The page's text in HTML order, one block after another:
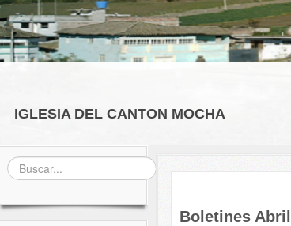
IGLESIA DEL CANTON MOCHA
Buscar...
Boletines